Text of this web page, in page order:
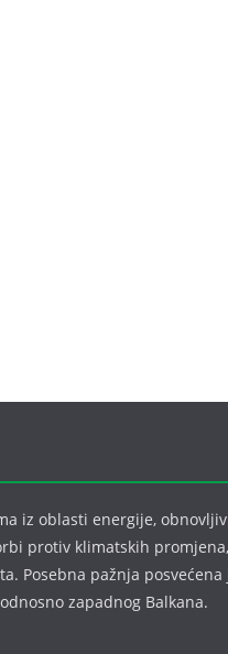
iz oblasti energije,
protiv klimatskih
Posebna pažnja
zapadnog Balkana.